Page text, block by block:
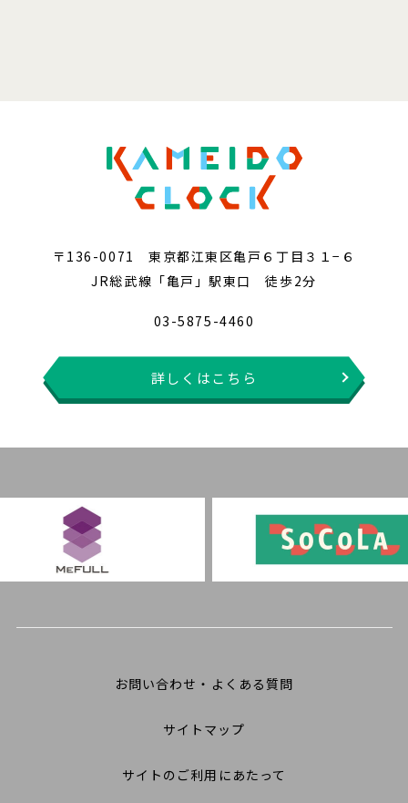
〒136-0071 東京都江東区亀戸６丁目３１−６
JR総武線「亀戸」駅東口 徒歩2分
03-5875-4460
詳しくはこちら
お問い合わせ・よくある質問
サイトマップ
サイトのご利用にあたって